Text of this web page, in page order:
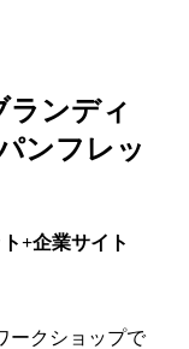
ンディ
ンフレッ
+企業サイト
ークショップで